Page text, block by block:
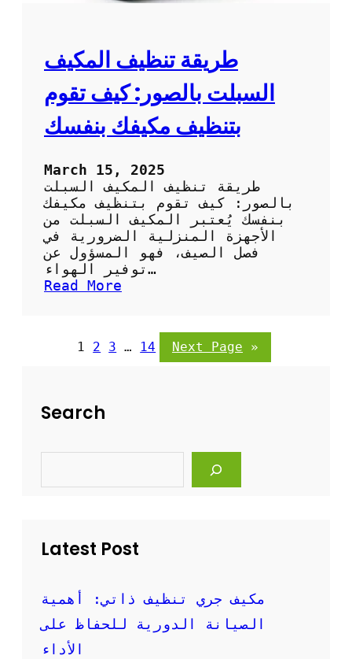
ر
د
ح
ر
ا
و
ي
ل
ص
ر
:
خ
س
طريقة تنظيف المكيف
السبلت بالصور: كيف تقوم
بتنظيف مكيفك بنفسك
March 15, 2025
طريقة تنظيف المكيف السبلت
بالصور: كيف تقوم بتنظيف مكيفك
بنفسك يُعتبر المكيف السبلت من
الأجهزة المنزلية الضرورية في
فصل الصيف، فهو المسؤول عن
توفير الهواء…
Read More
ق
ف
ل
ف
س
ب
ل
1 2 3 … 14 Next Page »
Search
Latest Post
مكيف جري تنظيف ذاتي: أهمية
الصيانة الدورية للحفاظ على
الأداء